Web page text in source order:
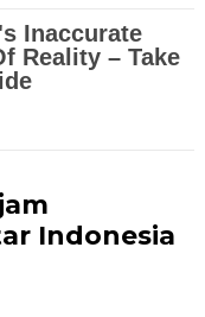
Indonesia